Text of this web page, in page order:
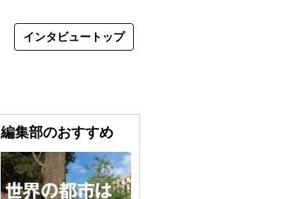
インタビュートップ
編集部のおすすめ